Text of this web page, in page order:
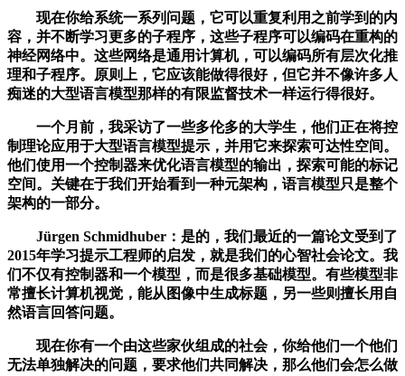
现在你给系统一系列问题，它可以重复利用之前学到的内
容，并不断学习更多的子程序，这些子程序可以编码在重构的
神经网络中。这些网络是通用计算机，可以编码所有层次化推
理和子程序。原则上，它应该能做得很好，但它并不像许多人
痴迷的大型语言模型那样的有限监督技术一样运行得很好。
一个月前，我采访了一些多伦多的大学生，他们正在将控
制理论应用于大型语言模型提示，并用它来探索可达性空间。
他们使用一个控制器来优化语言模型的输出，探索可能的标记
空间。关键在于我们开始看到一种元架构，语言模型只是整个
架构的一部分。
Jürgen Schmidhuber：是的，我们最近的一篇论文受到了
2015年学习提示工程师的启发，就是我们的心智社会论文。我
们不仅有控制器和一个模型，而是很多基础模型。有些模型非
常擅长计算机视觉，能从图像中生成标题，另一些则擅长用自
然语言回答问题。
现在你有一个由这些家伙组成的社会，你给他们一个他们
无法单独解决的问题，要求他们共同解决，那么他们会怎么做